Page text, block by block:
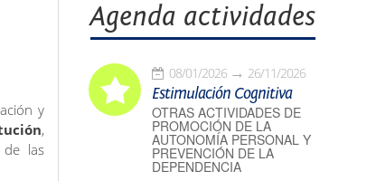
y
,
las
Agenda actividades
08/01/2026 26/11/2026
Estimulación Cognitiva
OTRAS ACTIVIDADES DE
PROMOCIÓN DE LA
AUTONOMÍA PERSONAL Y
PREVENCIÓN DE LA
DEPENDENCIA